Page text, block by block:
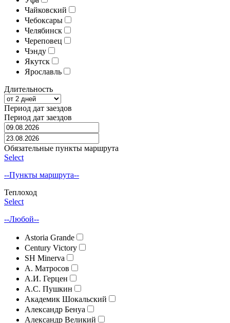
Чайковский
Чебоксары
Челябинск
Череповец
Чэнду
Якутск
Ярославль
Длительность
Период дат заездов
Период дат заездов
Обязательные пункты маршрута
Select
--Пункты маршрута--
Теплоход
Select
--Любой--
Astoria Grande
Century Victory
SH Minerva
А. Матросов
А.И. Герцен
А.С. Пушкин
Академик Шокальский
Александр Бенуа
Александр Великий